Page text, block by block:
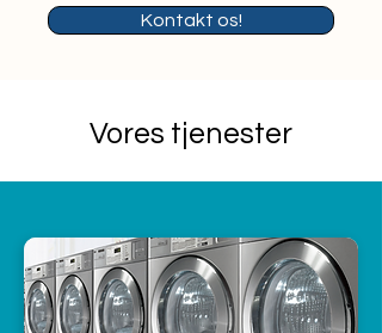
Kontakt os!
Vores tjenester